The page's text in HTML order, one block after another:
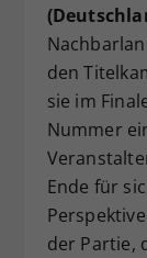
den
sie im
Nummer
Ende für
der Partie,